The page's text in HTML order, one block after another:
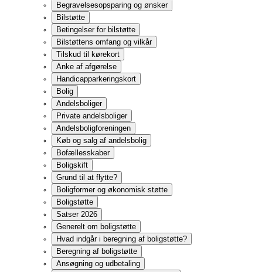
Lån til betaling af beboerindskud
Klageadgang
Boligindretning og visiteret boligskift
Ejerboliger
Generelt om ejerboliger
Sommerhus
Ejendomshandel
Almindelig handel
Overdragelse af fast ejendom til børn
Lejebolig
Private lejeboliger
Almene boliger
Lejekontrakt
Husorden
Overtagelse af lejemål
Tidsbegrænset lejeaftale
Bytteret
Beboerdemokrati
Beboerrepræsentation
Indflytning
Vedligeholdelse
Lejers forbedringer